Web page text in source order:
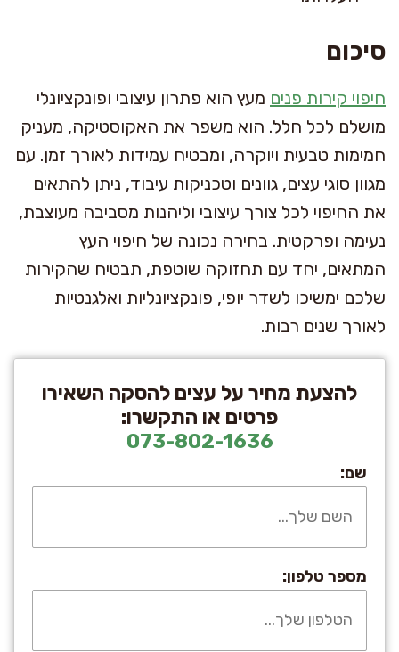
סיכום
חיפוי קירות פנים מעץ הוא פתרון עיצובי ופונקציונלי
מושלם לכל חלל. הוא משפר את האקוסטיקה, מעניק
חמימות טבעית ויוקרה, ומבטיח עמידות לאורך זמן. עם
מגוון סוגי עצים, גוונים וטכניקות עיבוד, ניתן להתאים
את החיפוי לכל צורך עיצובי וליהנות מסביבה מעוצבת,
נעימה ופרקטית. בחירה נכונה של חיפוי העץ
המתאים, יחד עם תחזוקה שוטפת, תבטיח שהקירות
שלכם ימשיכו לשדר יופי, פונקציונליות ואלגנטיות
לאורך שנים רבות.
להצעת מחיר על עצים להסקה השאירו
פרטים או התקשרו:
073-802-1636
שם:
מספר טלפון: